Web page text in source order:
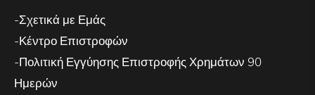
-Σχετικά με Εμάς
-Κέντρο Επιστροφών
-Πολιτική Εγγύησης Επιστροφής Χρημάτων 90
Ημερών